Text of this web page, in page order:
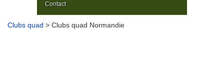
Contact
Clubs quad > Clubs quad Normandie